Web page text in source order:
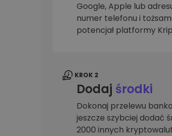
Explorer
Znajdź
Google, Apple lub
numer telefonu i
potencjał platformy
KROK 2
Dodaj środki
Dokonaj przelewu
jeszcze szybciej dodać
2000 innych